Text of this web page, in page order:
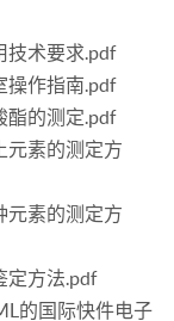
技术要求.pdf
操作指南.pdf
酯的测定.pdf
元素的测定方
元素的测定方
定方法.pdf
的国际快件电子